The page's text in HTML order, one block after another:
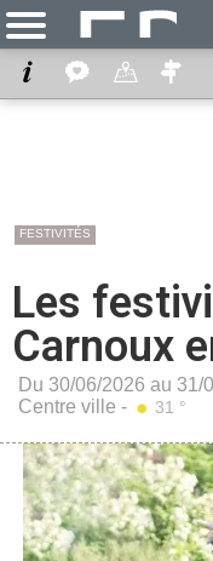
FESTIVITÉS
Les
Carnoux
Du 30/06/2026 au 31/
Centre ville - 31 °